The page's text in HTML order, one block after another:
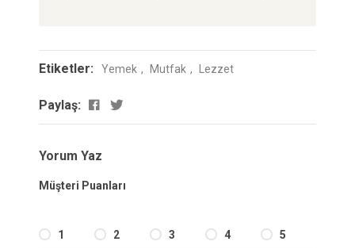
Etiketler: Yemek Mutfak Lezzet
Paylaş:
Yorum Yaz
Müşteri Puanları
1 2 3 4 5